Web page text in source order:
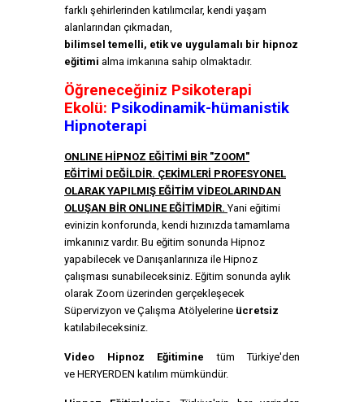
farklı şehirlerinden katılımcılar, kendi yaşam
alanlarından çıkmadan,
bilimsel temelli, etik ve uygulamalı bir hipnoz
eğitimi alma imkanına sahip olmaktadır.
Öğreneceğiniz Psikoterapi
Ekolü: Psikodinamik-hümanistik
Hipnoterapi
ONLINE HİPNOZ EĞİTİMİ BİR "ZOOM"
EĞİTİMİ DEĞİLDİR. ÇEKİMLERİ PROFESYONEL
OLARAK YAPILMIŞ EĞİTİM VİDEOLARINDAN
OLUŞAN BİR ONLINE EĞİTİMDİR. Yani eğitimi
evinizin konforunda, kendi hızınızda tamamlama
imkanınız vardır. Bu eğitim sonunda Hipnoz
yapabilecek ve Danışanlarınıza ile Hipnoz
çalışması sunabileceksiniz. Eğitim sonunda aylık
olarak Zoom üzerinden gerçekleşecek
Süpervizyon ve Çalışma Atölyelerine ücretsiz
katılabileceksiniz.
Video Hipnoz Eğitimine tüm Türkiye'den
ve HERYERDEN katılım mümkündür.